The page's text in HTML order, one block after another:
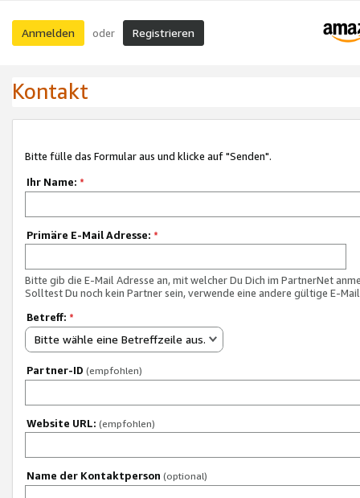
Anmelden oder Registrieren
Kontakt
Bitte fülle das Formular aus und klicke auf "Senden".
Ihr Name: *
Primäre E-Mail Adresse: *
Bitte gib die E-Mail Adresse an, mit welcher Du Dich im PartnerNet
Solltest Du noch kein Partner sein, verwende eine andere gültige E-
Betreff: *
Bitte wähle eine Betreffzeile aus.
Partner-ID (empfohlen)
Website URL: (empfohlen)
Name der Kontaktperson (optional)